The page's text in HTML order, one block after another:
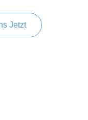
Jetzt